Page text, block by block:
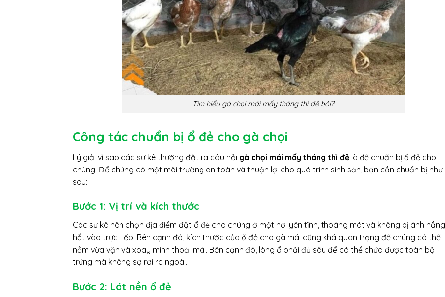
Tìm hiểu gà chọi mái mấy tháng thì đẻ bói?
Công tác chuẩn bị ổ đẻ cho gà chọi
Lý giải vì sao các sư kê thường đặt ra câu hỏi gà chọi mái mấy tháng thì đẻ là để chuẩn bị ổ đẻ cho
chúng. Để chúng có một môi trường an toàn và thuận lợi cho quá trình sinh sản, bạn cần chuẩn bị như
sau:
Bước 1: Vị trí và kích thước
Các sư kê nên chọn địa điểm đặt ổ đẻ cho chúng ở một nơi yên tĩnh, thoáng mát và không bị ánh nắng
hắt vào trực tiếp. Bên cạnh đó, kích thước của ổ đẻ cho gà mái cũng khá quan trọng để chúng có thể
nằm vừa vặn và xoay mình thoải mái. Bên cạnh đó, lòng ổ phải đủ sâu để có thể chứa được toàn bộ
trứng mà không sợ rơi ra ngoài.
Bước 2: Lót nền ổ đẻ